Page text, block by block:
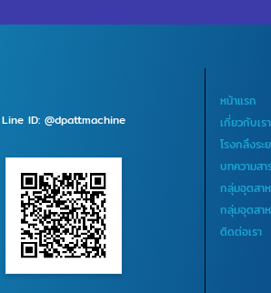
จังหวัดระยอง
นทบุรี, ปทุมธานี,
ม, สมุทรสาคร,
ทัย, งานตัด
สุพรรณบุรี,
รี, สมุทรปราการ,
ยธานี,
, ชัยนาท,
Line ID: @dpattmachine
หน้าแรก
เกี่ยวกับเรา
โรงกลึงระ
บทความสา
กลุ่มอุตสา
กลุ่มอุตสา
ติดต่อเรา